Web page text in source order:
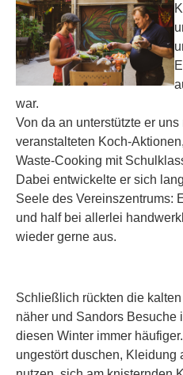
war.
Von da an unterstützte er
veranstalteten Koch-
Waste-Cooking mit
Dabei entwickelte er sich
Seele des Vereinszentrums:
und half bei allerlei
wieder gerne aus.
Schließlich rückten die
näher und Sandors Besuche
diesen Winter immer
ungestört duschen,